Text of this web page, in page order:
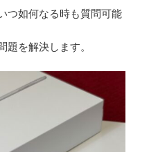
つ如何なる時も質問可能
題を解決します。